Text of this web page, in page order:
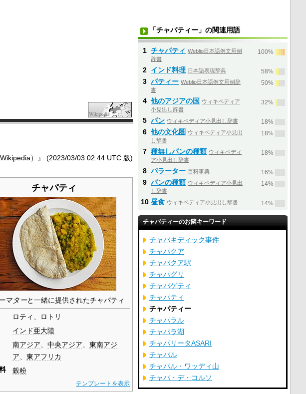
）』 (2023/03/03 02:44 UTC 版)
チャパティ
マターと一緒に提供されたチャパティ
ロティ、ロトリ
インド亜大陸
南アジア、 中央アジア、 東南アジ
ア、 東アフリカ
穀粉
テンプレートを表示
「チャパティー」の関連用語
1 チャパティ Weblio日本語例文用例
辞書
100%
2 インド料理 日本語表現辞典 58%
3 パティー Weblio日本語例文用例辞
書
50%
4 他のアジアの国 ウィキペディア
小見出し辞書
32%
5 パン ウィキペディア小見出し辞書 18%
6 他の文化圏 ウィキペディア小見出
し辞書
18%
7 種無しパンの種類 ウィキペディ
ア小見出し辞書
18%
8 パラーター 百科事典 16%
9 パンの種類 ウィキペディア小見出
し辞書
14%
10 昼食 ウィキペディア小見出し辞書 14%
チャパティーのお隣キーワード
チャパキディック事件
チャパクア
チャパクア駅
チャパグリ
チャパゲティ
チャパティ
チャパティー
チャパラル
チャパラ湖
チャパリータASARI
チャパル
チャパル・ワッディ山
チャパ・デ・コルソ